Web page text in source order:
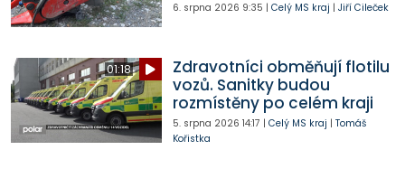
6. srpna 2026 9:35 | Celý MS kraj | Jiří Cileček
01:18
Zdravotníci obměňují flotilu
vozů. Sanitky budou
rozmístěny po celém kraji
5. srpna 2026 14:17 | Celý MS kraj | Tomáš
Kořistka